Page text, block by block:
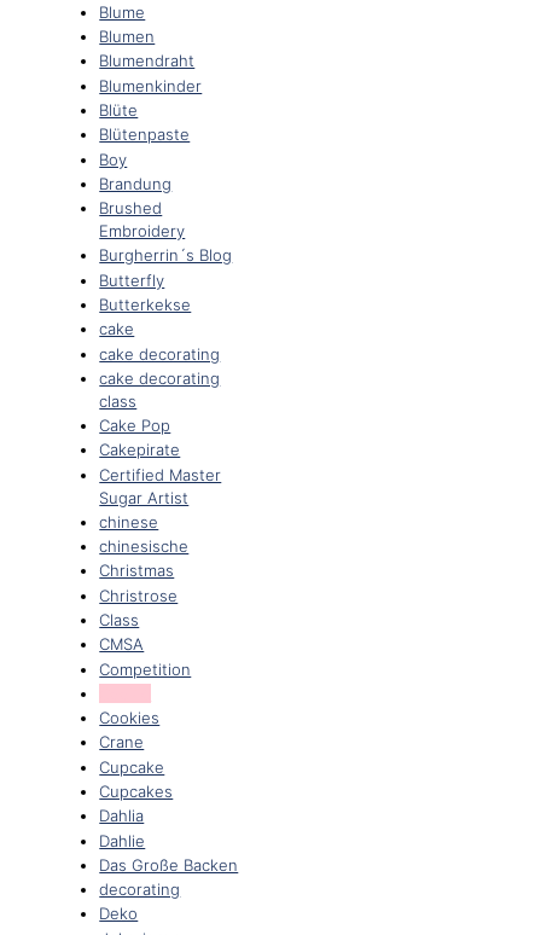
Blume
Blumen
Blumendraht
Blumenkinder
Blüte
Blütenpaste
Boy
Brandung
Brushed
Embroidery
Burgherrin´s Blog
Butterfly
Butterkekse
cake
cake decorating
cake decorating
class
Cake Pop
Cakepirate
Certified Master
Sugar Artist
chinese
chinesische
Christmas
Christrose
Class
CMSA
Competition
Cookies
Crane
Cupcake
Cupcakes
Dahlia
Dahlie
Das Große Backen
decorating
Deko